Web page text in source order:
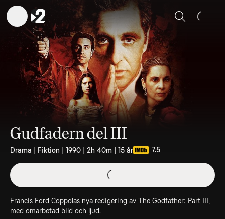
Sök
Gudfadern del III
Drama | Fiktion | 1990 | 2h 40m | 15 år 7.5
Francis Ford Coppolas nya redigering av The Godfather: Part III,
med omarbetad bild och ljud.